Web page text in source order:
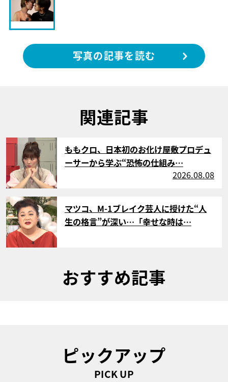
写真の記事を読む
関連記事
サムネイル
ももクロ、日本初のお化け屋敷プロデュ
ーサーから学ぶ“恐怖の仕組み…
2026.08.08
サムネイル
マツコ、M-1ブレイク芸人に授けた“人
生の格言”が深い…「幸せな時は…
おすすめ記事
ピックアップ
PICK UP